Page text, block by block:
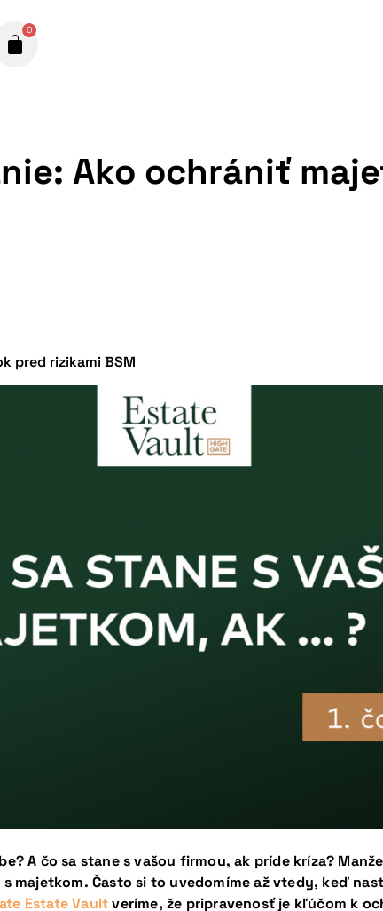
0
Ako ochrániť
pred rizikami BSM
A čo sa stane s vašou firmou, ak príde kríza?
majetkom. Často si to uvedomíme až vtedy, keď
Estate Vaultveríme, že pripravenosť je kľúčom k